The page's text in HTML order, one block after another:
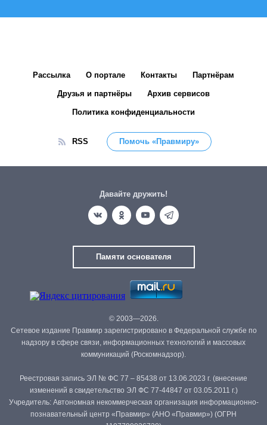
Рассылка О портале Контакты Партнёрам
Друзья и партнёры Архив сервисов
Политика конфиденциальности
RSS Помочь «Правмиру»
Давайте дружить!
Памяти основателя
© 2003—2026.
Сетевое издание Правмир зарегистрировано в Федеральной службе по
надзору в сфере связи, информационных технологий и массовых
коммуникаций (Роскомнадзор).
Реестровая запись ЭЛ № ФС 77 – 85438 от 13.06.2023 г. (внесение
изменений в свидетельство ЭЛ ФС 77-44847 от 03.05.2011 г.)
Учредитель: Автономная некоммерческая организация информационно-
познавательный центр «Правмир» (АНО «Правмир») (ОГРН